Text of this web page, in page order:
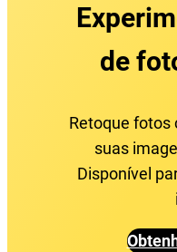
de
Retoque fotos
suas
Disponível